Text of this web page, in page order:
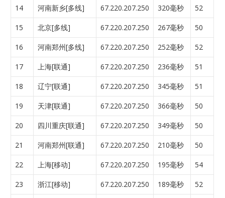
14 河南新乡[多线] 67.220.207.250 320毫秒 52
15 北京[多线] 67.220.207.250 267毫秒 50
16 河南郑州[多线] 67.220.207.250 252毫秒 52
17 上海[联通] 67.220.207.250 236毫秒 51
18 辽宁[联通] 67.220.207.250 345毫秒 51
19 天津[联通] 67.220.207.250 366毫秒 50
20 四川重庆[联通] 67.220.207.250 349毫秒 50
21 河南郑州[联通] 67.220.207.250 210毫秒 50
22 上海[移动] 67.220.207.250 195毫秒 54
23 浙江[移动] 67.220.207.250 189毫秒 52